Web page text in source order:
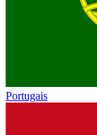
Portugais